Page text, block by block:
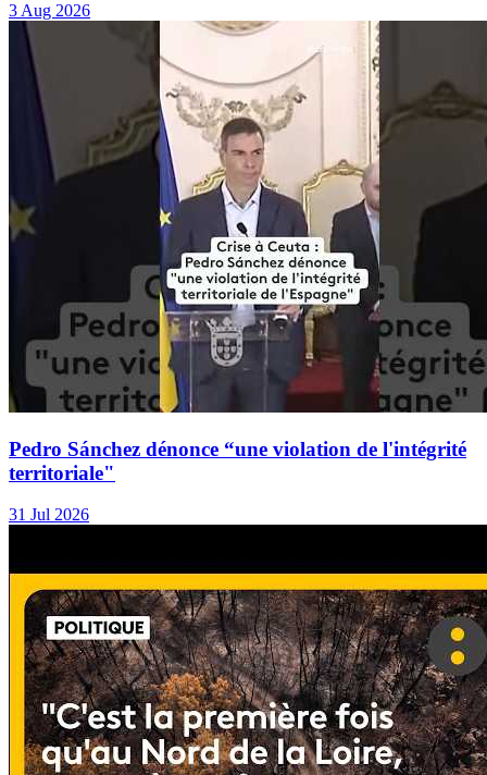
3 Aug 2026
Pedro Sánchez dénonce “une violation de l'intégrité
territoriale"
31 Jul 2026